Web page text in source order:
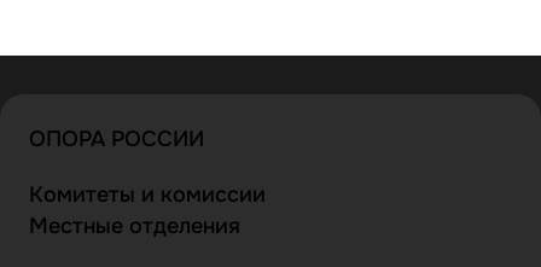
ОПОРА РОССИИ
Комитеты и комиссии
Местные отделения